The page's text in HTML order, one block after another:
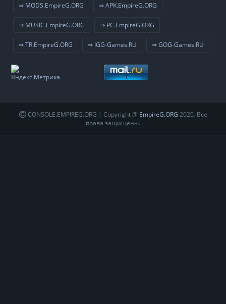
⇒ MODS.EmpireG.ORG ⇒ APK.EmpireG.ORG
⇒ MUSIC.EmpireG.ORG ⇒ PC.EmpireG.ORG
⇒ TR.EmpireG.ORG ⇒ IGG-Games.RU ⇒ GOG-Games.RU
CONSOLE.EMPIREG.ORG | Copyright @ EmpireG.ORG 2020. Все
права защищены.